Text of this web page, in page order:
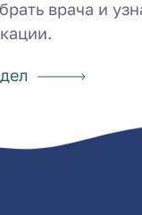
врача и